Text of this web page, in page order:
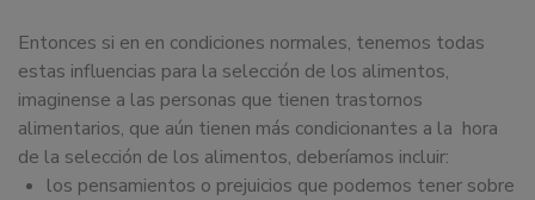
Entonces si en en condiciones normales, tenemos todas
estas influencias para la selección de los alimentos,
imaginense a las personas que tienen trastornos
alimentarios, que aún tienen más condicionantes a la hora
de la selección de los alimentos, deberíamos incluir:
los pensamientos o prejuicios que podemos tener sobre